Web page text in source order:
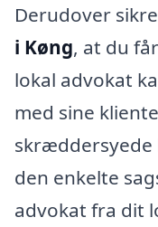
Derudover
i Køng, at du
lokal advokat
med sine
skræddersyede
den enkelte
advokat fra dit